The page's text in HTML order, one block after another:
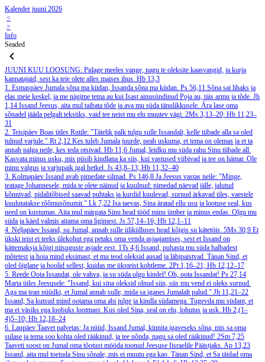
Kalender juuni 2026
<
>
Info
Seaded
JUUNI KUU LOOSUNG: Pidage meeles vange, nagu te oleksite kaasvangid, ja kurja
kannatajaid, sest ka teie olete alles maises ihus. Hb 13,3
1. Esmaspäev Jumala sõna ma kiidan, Issanda sõna ma kiidan. Ps 56,11 Sõna sai lihaks ja
elas meie keskel, ja me nägime tema au kui Isast ainusündinud Poja au, täis armu ja tõde. Jh
1,14 Issand Jeesus, aita mul taibata tõde ja ava mu süda tänulikkusele. Ära lase oma
sõnadel jääda pelgalt tekstiks, vaid tee neist mu elu muutev vägi. 2Ms 3,13–20; Hb 11,23–
31
2. Teisipäev Boas ütles Rutile: "Täielik palk tulgu sulle Issandalt, kelle tiibade alla sa oled
tulnud varjule." Rt 2,12 Kes tuleb Jumala juurde, peab uskuma, et tema on olemas ja et ta
annab palga neile, kes teda otsivad. Hb 11,6 Jumal, leidku mu süda rahu Sinu tiibade all.
Kasvata minus usku, mis püsib kindlana ka siis, kui vastused viibivad ja tee on hämar. Ole
minu valgus ja varjupaik igal hetkel. Js 43,8–13; Hb 11,32–40
3. Kolmapäev Issand avab pimedate silmad. Ps 146,8 Ja Jeesus vastas neile: "Minge,
teatage Johannesele, mida te olete näinud ja kuulnud: pimedad näevad jälle, jalutud
kõnnivad, pidalitõbised saavad puhtaks ja kurdid kuulevad, surnud ärkavad üles, vaestele
kuulutatakse rõõmusõnumit." Lk 7,22 Isa taevas, Sina äratad ellu usu ja lootuse seal, kus
need on kustumas. Aita mul märgata Sinu head tööd minu ümber ja minus endas. Olgu mu
süda ja käed valmis aitama oma ligimest. Js 57,14–16; Hb 12,1–11
4. Neljapäev Issand, su Jumal, annab sulle ülikülluses head kõigis su kätetöis. 5Ms 30,9 Et
ükski teist ei teeks ülekohut ega petaks oma venda asjaajamises, sest et Issand on
kättemaksja kõigi niisuguste asjade eest. 1Ts 4,6 Issand, puhasta mu süda halbadest
mõtetest ja hoia mind eksimast, et mu teod oleksid ausad ja läbipaistvad. Tänan Sind, et
oled õiglane ja hoolid sellest, kuidas me üksteist kohtleme. 2Pt 1,16–21; Hb 12,12–17
5. Reede Oota Issandat, ole vahva, ja su süda olgu kindel! Oh, oota Issandat! Ps 27,14
Marta ütles Jeesusele: "Issand, kui sina oleksid olnud siin, siis mu vend ei oleks surnud.
Aga ma tean nüüdki, et Jumal annab sulle, mida sa iganes Jumalalt palud." Jh 11,21–22
Issand, Sa kutsud mind ootama oma abi julge ja kindla südamega. Tugevda mu südant, et
ma ei väsiks ega loobuks lootmast. Kus oled Sina, seal on elu, lohutus ja usk. Hb 2,(1–
4)5–10; Hb 12,18–24
6. Laupäev Taavet palvetas: Ja nüüd, Issand Jumal, kinnita igaveseks sõna, mis sa oma
sulase ja tema soo kohta oled rääkinud, ja tee nõnda, nagu sa oled rääkinud! 2Sm 7,25
Taaveti soost on Jumal oma tõotust mööda toonud Jeesuse Iisraelile Päästjaks. Ap 13,23
Issand, aita mul toetuda Sinu sõnale, mis ei muutu ega kao. Tänan Sind, et Sa täidad oma